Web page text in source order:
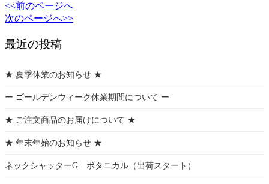
<<前のページへ
次のページへ>>
最近の投稿
★ 夏季休業のお知らせ ★
ー ゴールデンウィーク休業期間について ー
★ ご注文商品のお届けについて ★
★ 年末年始のお知らせ ★
ネックシャッターG ボタニカル（出荷スタート）